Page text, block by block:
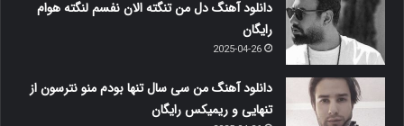
دانلود آهنگ دل من تنگته الان نفسم لنگته هوام
رایگان
2025-04-26
دانلود آهنگ من سی سال تنها بودم منو نترسون از
تنهایی و ریمیکس رایگان